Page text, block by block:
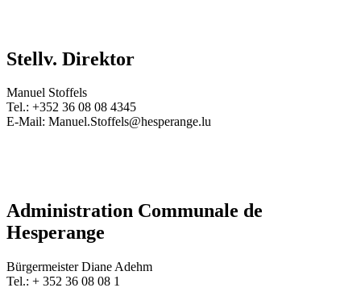
Stellv. Direktor
Manuel Stoffels
Tel.: +352 36 08 08 4345
E-Mail: Manuel.Stoffels@hesperange.lu
Administration Communale de
Hesperange
Bürgermeister Diane Adehm
Tel.: + 352 36 08 08 1